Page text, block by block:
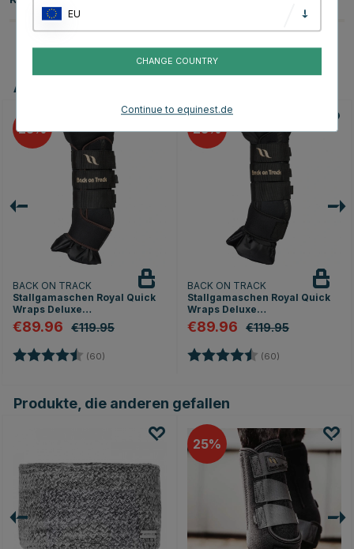
Andere Produkte, die Ihnen gefallen könnten
25
BACK ON TRACK
Stallgamaschen Royal Quick
Wraps Deluxe
Schwarz/Braun
€89.96 €119.95
Bewertung: (60) 4.8 von 5 Sternen
25
BACK ON TRACK
Stallgamaschen Royal Quick
Wraps Deluxe
Schwarz/Schwarz
€89.96 €119.95
Bewertung: (60)
Produkte, die anderen gefallen
25
EU
CHANGE COUNTRY
Continue to equinest.de